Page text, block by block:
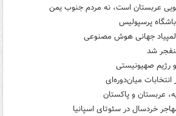
عربستان است، نه مردم جنوب یمن
پرسپولیس
جهانی هوش مصنوعی
شد
رژیم صهیونیستی
میان‌دوره‌ای
عربستان و پاکستان